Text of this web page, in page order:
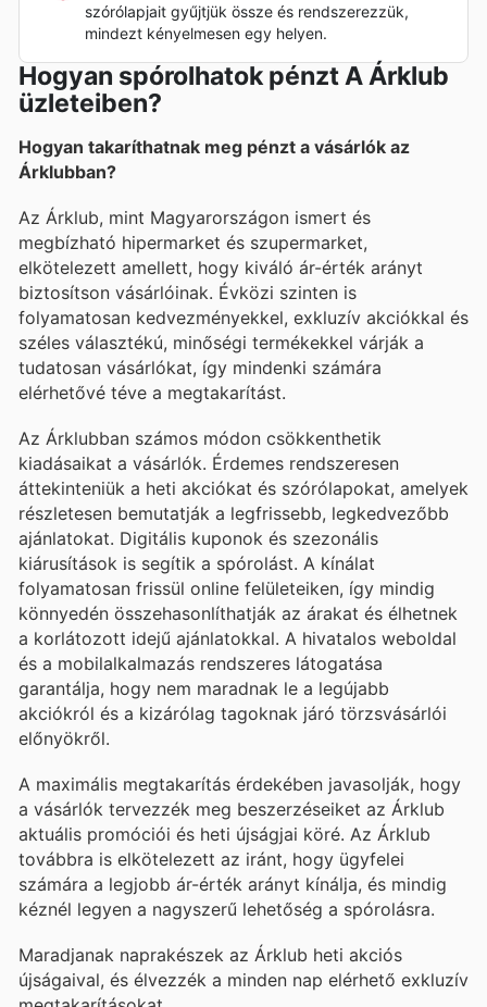
szórólapjait gyűjtjük össze és rendszerezzük,
mindezt kényelmesen egy helyen.
Hogyan spórolhatok pénzt A Árklub
üzleteiben?
Hogyan takaríthatnak meg pénzt a vásárlók az
Árklubban?
Az Árklub, mint Magyarországon ismert és
megbízható hipermarket és szupermarket,
elkötelezett amellett, hogy kiváló ár-érték arányt
biztosítson vásárlóinak. Évközi szinten is
folyamatosan kedvezményekkel, exkluzív akciókkal és
széles választékú, minőségi termékekkel várják a
tudatosan vásárlókat, így mindenki számára
elérhetővé téve a megtakarítást.
Az Árklubban számos módon csökkenthetik
kiadásaikat a vásárlók. Érdemes rendszeresen
áttekinteniük a heti akciókat és szórólapokat, amelyek
részletesen bemutatják a legfrissebb, legkedvezőbb
ajánlatokat. Digitális kuponok és szezonális
kiárusítások is segítik a spórolást. A kínálat
folyamatosan frissül online felületeiken, így mindig
könnyedén összehasonlíthatják az árakat és élhetnek
a korlátozott idejű ajánlatokkal. A hivatalos weboldal
és a mobilalkalmazás rendszeres látogatása
garantálja, hogy nem maradnak le a legújabb
akciókról és a kizárólag tagoknak járó törzsvásárlói
előnyökről.
A maximális megtakarítás érdekében javasolják, hogy
a vásárlók tervezzék meg beszerzéseiket az Árklub
aktuális promóciói és heti újságjai köré. Az Árklub
továbbra is elkötelezett az iránt, hogy ügyfelei
számára a legjobb ár-érték arányt kínálja, és mindig
kéznél legyen a nagyszerű lehetőség a spórolásra.
Maradjanak naprakészek az Árklub heti akciós
újságaival, és élvezzék a minden nap elérhető exkluzív